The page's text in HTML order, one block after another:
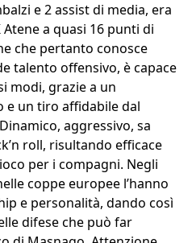
e 2 assist di media, era
Atene a quasi 16 punti di
che pertanto conosce
talento offensivo, è capace
modi, grazie a un
e un tiro affidabile dal
aggressivo, sa
roll, risultando efficace
per i compagni. Negli
coppe europee l’hanno
e personalità, dando così
difese che può far